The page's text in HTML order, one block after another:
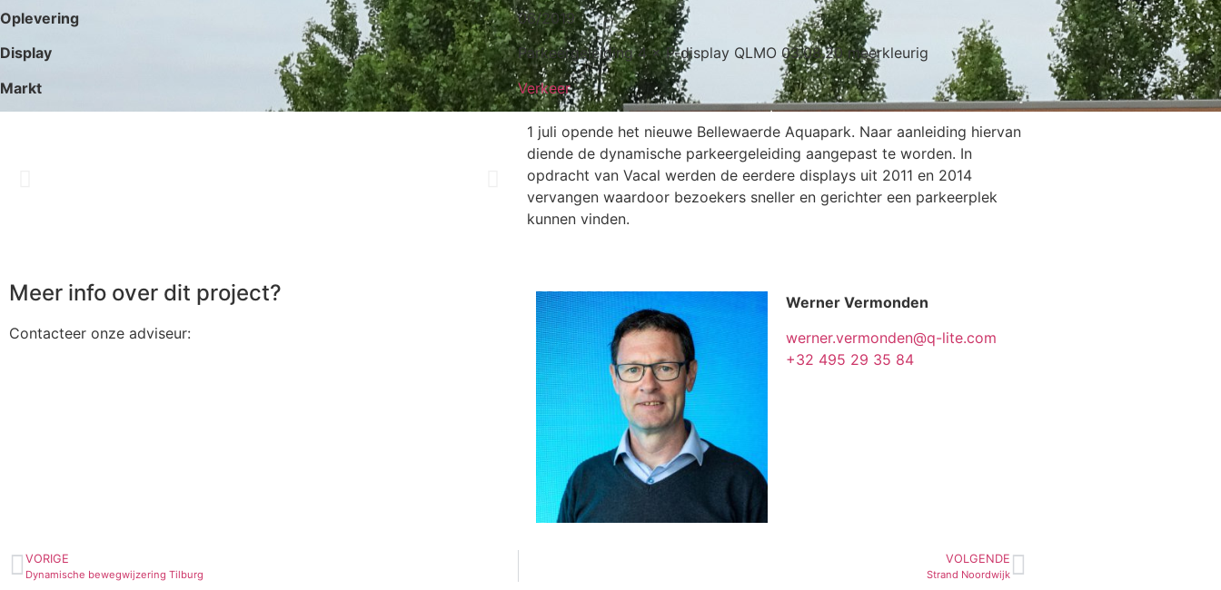
Oplevering
06/2019
Display
Parkeergeleiding 4 × P-display QLMO 03.08.20 meerkleurig
Markt
Verkeer
1 juli opende het nieuwe Bellewaerde Aquapark. Naar aanleiding hiervan
diende de dynamische parkeergeleiding aangepast te worden. In
opdracht van Vacal werden de eerdere displays uit 2011 en 2014
vervangen waardoor bezoekers sneller en gerichter een parkeerplek
kunnen vinden.
Meer info over dit project?
Contacteer onze adviseur:
Werner Vermonden
werner.vermonden@q-lite.com
+32 495 29 35 84
VORIGE
Dynamische bewegwijzering Tilburg
VOLGENDE
Strand Noordwijk